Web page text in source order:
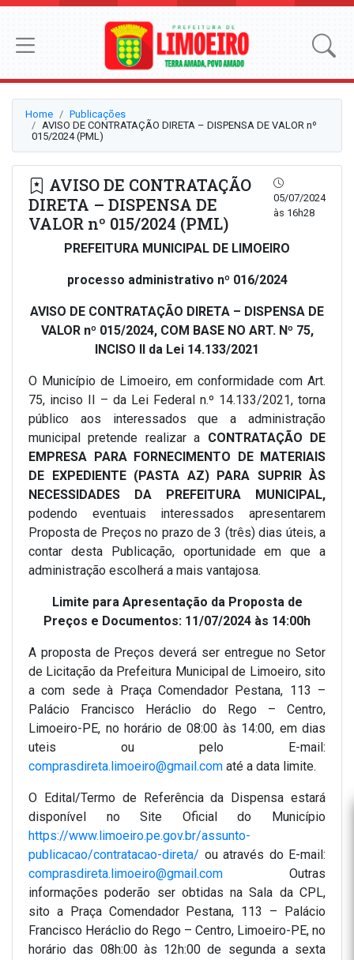
Home
Publicações
AVISO DE CONTRATAÇÃO DIRETA – DISPENSA DE VALOR nº
015/2024 (PML)
AVISO DE CONTRATAÇÃO
DIRETA – DISPENSA DE
VALOR nº 015/2024 (PML)
05/07/2024
às 16h28
PREFEITURA MUNICIPAL DE LIMOEIRO
processo administrativo nº 016/2024
AVISO DE CONTRATAÇÃO DIRETA – DISPENSA DE
VALOR nº 015/2024, COM BASE NO ART. Nº 75,
INCISO II da Lei 14.133/2021
O Município de Limoeiro, em conformidade com Art.
75, inciso II – da Lei Federal n.º 14.133/2021, torna
público aos interessados que a administração
municipal pretende realizar a CONTRATAÇÃO DE
EMPRESA PARA FORNECIMENTO DE MATERIAIS
DE EXPEDIENTE (PASTA AZ) PARA SUPRIR ÀS
NECESSIDADES DA PREFEITURA MUNICIPAL,
podendo eventuais interessados apresentarem
Proposta de Preços no prazo de 3 (três) dias úteis, a
contar desta Publicação, oportunidade em que a
administração escolherá a mais vantajosa.
Limite para Apresentação da Proposta de
Preços e Documentos: 11/07/2024 às 14:00h
A proposta de Preços deverá ser entregue no Setor
de Licitação da Prefeitura Municipal de Limoeiro, sito
a com sede à Praça Comendador Pestana, 113 –
Palácio Francisco Heráclio do Rego – Centro,
Limoeiro-PE, no horário de 08:00 às 14:00, em dias
uteis ou pelo E-mail:
comprasdireta.limoeiro@gmail.com até a data limite.
O Edital/Termo de Referência da Dispensa estará
disponível no Site Oficial do Município
https://www.limoeiro.pe.gov.br/assunto-
publicacao/contratacao-direta/ ou através do E-mail:
comprasdireta.limoeiro@gmail.com Outras
informações poderão ser obtidas na Sala da CPL,
sito a Praça Comendador Pestana, 113 – Palácio
Francisco Heráclio do Rego – Centro, Limoeiro-PE, no
horário das 08h:00 às 12h:00 de segunda a sexta